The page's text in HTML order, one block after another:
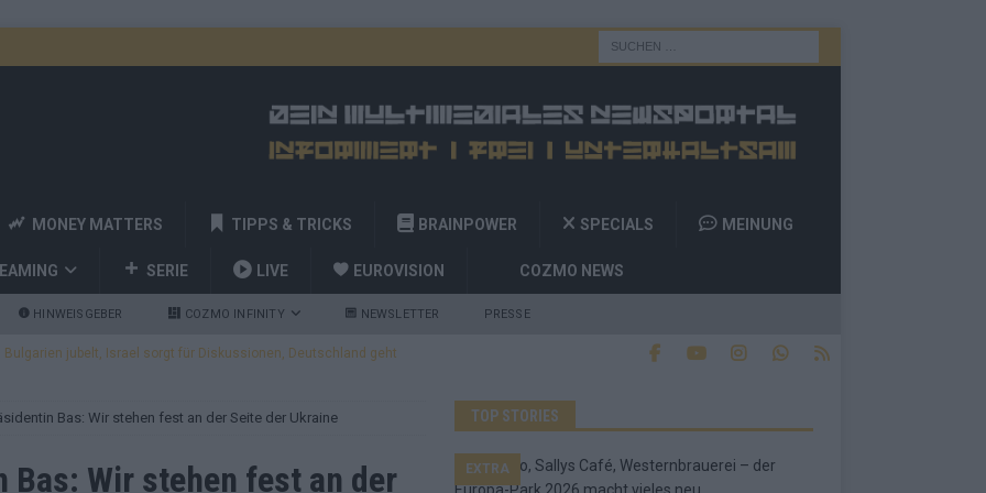
MONEY MATTERS TIPPS & TRICKS BRAINPOWER SPECIALS MEINUNG
SERIE LIVE EUROVISION COZMO NEWS
HINWEISGEBER COZMO INFINITY NEWSLETTER PRESSE
Bulgarien jubelt, Israel sorgt für Diskussionen, Deutschland geht
und Billy Joel – das ESC-Finale wird eine Party EUROVISION
– Startreihenfolge steht, Deutschland singt als Zweites!
Bas: Wir stehen fest an der Seite der Ukraine
Wir stehen fest an der
TOP STORIES
EXTRA